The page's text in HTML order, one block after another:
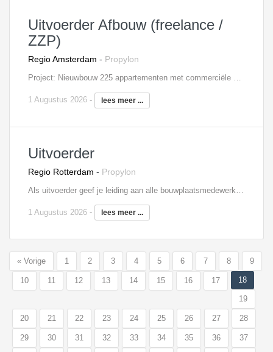
Uitvoerder Afbouw (freelance /
ZZP)
Regio Amsterdam - Propylon
1 Augustus 2026 - lees meer ...
Uitvoerder
Regio Rotterdam - Propylon
1 Augustus 2026 - lees meer ...
« Vorige 1 2 3 4 5 6 7 8 9
10 11 12 13 14 15 16 17 18
19
20 21 22 23 24 25 26 27 28
29 30 31 32 33 34 35 36 37